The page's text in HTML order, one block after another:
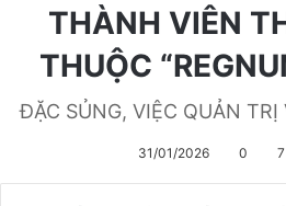
THÀNH VIÊN
THUỘC
ĐẶC SỦNG, VIỆC QUẢN
31/01/2026 0